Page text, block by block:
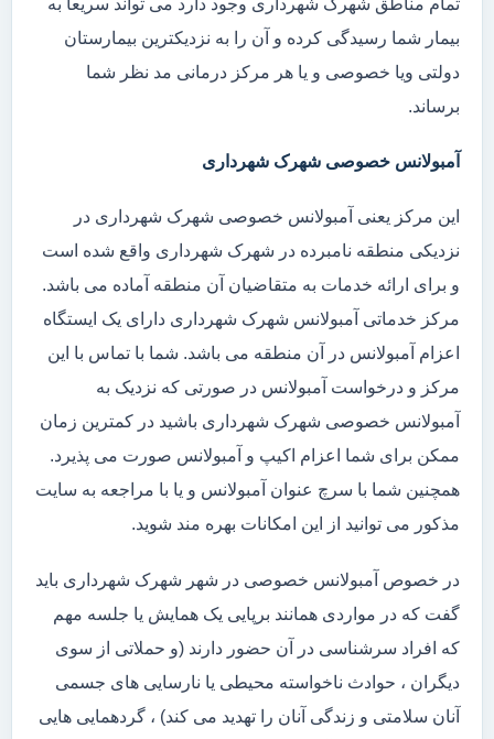
تمام مناطق شهرک شهرداری وجود دارد می تواند سریعا به
بیمار شما رسیدگی کرده و آن را به نزدیکترین بیمارستان
دولتی ویا خصوصی و یا هر مرکز درمانی مد نظر شما
برساند.
آمبولانس خصوصی شهرک شهرداری
این مرکز یعنی آمبولانس خصوصی شهرک شهرداری در
نزدیکی منطقه نامبرده در شهرک شهرداری واقع شده است
و برای ارائه خدمات به متقاضیان آن منطقه آماده می باشد.
مرکز خدماتی آمبولانس شهرک شهرداری دارای یک ایستگاه
اعزام آمبولانس در آن منطقه می باشد. شما با تماس با این
مرکز و درخواست آمبولانس در صورتی که نزدیک به
آمبولانس خصوصی شهرک شهرداری باشید در کمترین زمان
ممکن برای شما اعزام اکیپ و آمبولانس صورت می پذیرد.
همچنین شما با سرچ عنوان آمبولانس و یا با مراجعه به سایت
مذکور می توانید از این امکانات بهره مند شوید.
در خصوص آمبولانس خصوصی در شهر شهرک شهرداری باید
گفت که در مواردی همانند برپایی یک همایش یا جلسه مهم
که افراد سرشناسی در آن حضور دارند (و حملاتی از سوی
دیگران ، حوادث ناخواسته محیطی یا نارسایی های جسمی
آنان سلامتی و زندگی آنان را تهدید می کند) ، گردهمایی هایی